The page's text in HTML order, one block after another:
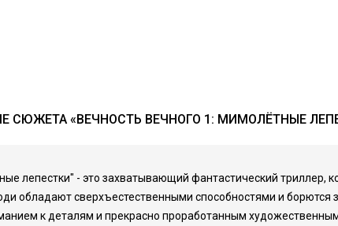
СЮЖЕТА «ВЕЧНОСТЬ ВЕЧНОГО 1: МИМОЛЁТНЫЕ
лепестки" - это захватывающий фантастический триллер,
обладают сверхъестественными способностями и
к деталям и прекрасно проработанным